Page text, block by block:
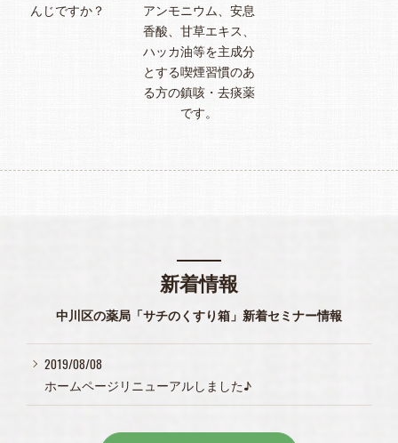
んじですか？
アンモニウム、安息
香酸、甘草エキス、
ハッカ油等を主成分
とする喫煙習慣のあ
る方の鎮咳・去痰薬
です。
中川区の薬局「サチのくすり箱」新着セミナー情報
新着情報
2019/08/08
ホームページリニューアルしました♪